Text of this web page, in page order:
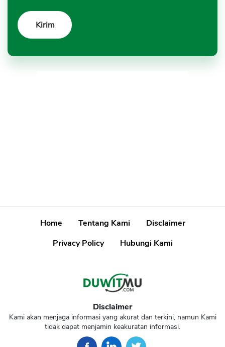
Home Tentang Kami
Disclaimer
Privacy Policy
Hubungi Kami
Disclaimer
Kami akan menjaga informasi yang akurat dan terkini, namun Kami
tidak dapat menjamin keakuratan informasi.